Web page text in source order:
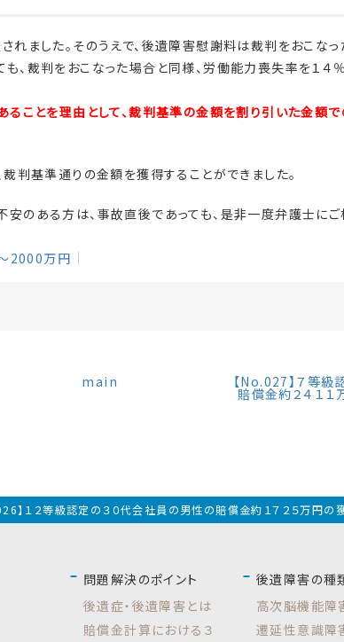
れました。そのうえで、後遺障害慰謝料は裁判をおこな
、裁判をおこなった場合と同様、労働能力喪失率を１４
ることを理由として、裁判基準の金額を割り引いた金額
裁判基準通りの金額を獲得することができました。
のある方は、事故直後であっても、是非一度弁護士にご
2000万円
main 【No.027】７等
賠償金約２４１
】１２等級認定の３０代会社員の男性の賠償金約１７２５万円の
問題解決のポイント
後遺症・後遺障害とは
賠償金計算における３
後遺障害の種
高次脳機能障
遷延性意識障